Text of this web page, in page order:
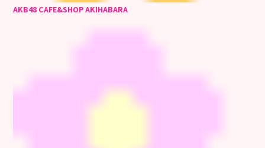
AKB48 CAFE&SHOP AKIHABARA